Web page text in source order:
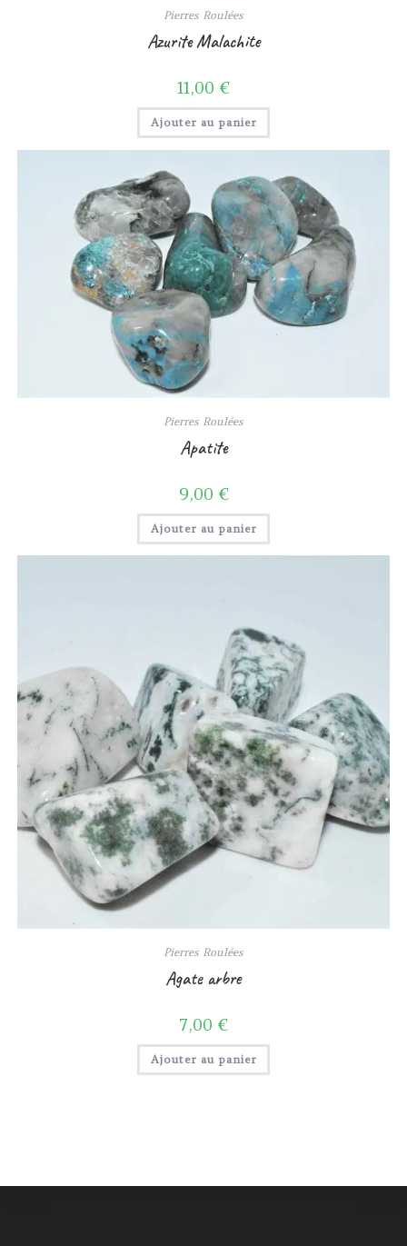
Pierres Roulées
Azurite Malachite
11,00 €
Ajouter au panier
Pierres Roulées
Apatite
9,00 €
Ajouter au panier
Pierres Roulées
Agate arbre
7,00 €
Ajouter au panier